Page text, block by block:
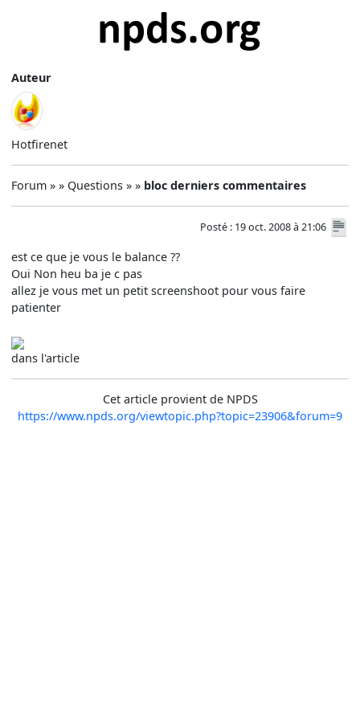
Auteur
Hotfirenet
Forum » » Questions » » bloc derniers commentaires
Posté : 19 oct. 2008 à 21:06
est ce que je vous le balance ??
Oui Non heu ba je c pas
allez je vous met un petit screenshoot pour vous faire
patienter
dans l'article
Cet article provient de NPDS
https://www.npds.org/viewtopic.php?topic=23906&forum=9